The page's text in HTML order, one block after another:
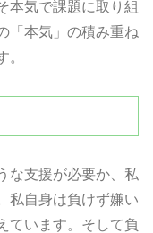
本気で課題に取り組
「本気」の積み重ね
。
な支援が必要か、私
私自身は負けず嫌い
ています。そして負